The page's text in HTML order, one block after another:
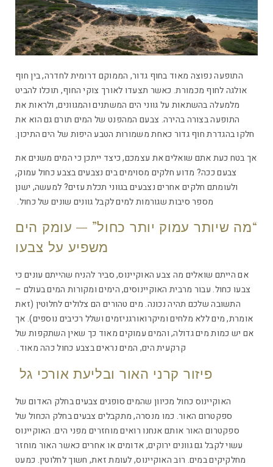
התופעה נפוצה מאוד בחוף גדור, הממוקם דרומית לחדרה, בין חוף
אולגה לחוף מכמורת. כאשר תצעדו לאורך צוקי החוף, תוכלו להביט
מלמעלה בהשתאות על גווני הים המשתנים והמגוונים, ולראות את
התופעה בצורה בהירה. צבעם המהפנט של המים תורם גם הוא את
חלקו בהגדרת חוף גדור כאחת משמורות הטבע היפות של הים התיכון.
אך בטח כעת אתם שואלים את עצמכם, כיצד ייתכן כי המים משנים את
צבעם ככה? מדוע חלקים מסוימים בים נצבעים בצבע כחול עמוק,
ולעומתם חלקים אחרים נצבעים בגווני תכלת עזים? למעשה, ישנן
מספר סיבות שגורמות למים לקבל גוונים שונים של כחול.
“מה שיותר עמוק יותר כחול” – עומק הים
משפיע על צבעו
אם הייתם שואלים מה צבע האוקיינוס, סביר להניח שהייתם עונים כי
צבעו כחול. עבור מרבית האוקיינוסים, הימים ומקורות המים בעולם –
התשובה שלכם תהיה נכונה. מים טהורים הם צלולים לחלוטין (זאת
אומרת, מים ללא מלחים ומיקרואורגניזמים ושלל רכיבים נוספים). אך
אם יש כמות מים גדולה, והמים עמוקים מאוד כך שאין השתקפות של
קרקעית הים, המים נראים בצבע כחול כהה מאוד.
פיזור קרני האור ובליעת אורכי גל
האוקיינוס כחול מכיוון שהמים סופגים צבעים בחלק האדום של
ספקטרום האור. כמו מנסרה, מתקבלים צבעים בחלק הכחול של
ספקטרום האור אותם אנחנו רואים מוחזרים מפני הים. האוקיינוס
עשוי לקבל גם גוונים ירוקים, אדומים או אחרים כאשר האור מוחזר
מחלקיקים במים. רוב האוקיינוס, לעומת זאת, חשוך לחלוטין. כמעט